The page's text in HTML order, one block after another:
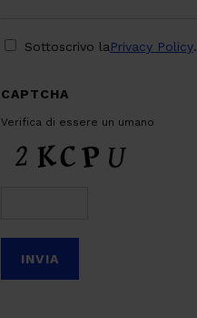
PRIVACY
Sottoscrivo laPrivacy Policy.
CAPTCHA
Verifica di essere un umano